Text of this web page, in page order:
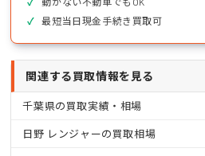
最短当日現金手続き買取可
関連する買取情報を見る
千葉県の買取実績・相場
日野 レンジャーの買取相場